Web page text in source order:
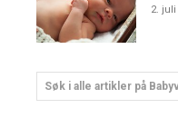
2. juli
Søk i alle artikler på